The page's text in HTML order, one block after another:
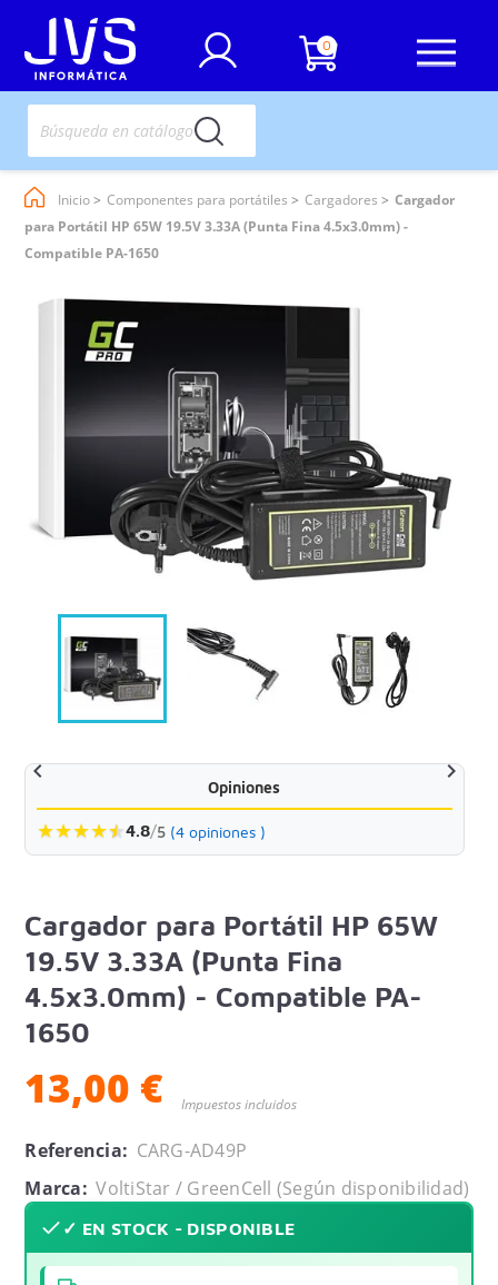
0
Inicio Componentes para portátiles Cargadores
Cargador
para Portátil HP 65W 19.5V 3.33A (Punta Fina 4.5x3.0mm) -
Compatible PA-1650
 
Opiniones
★★★★★
★4.8/5 (4 opiniones )
Cargador para Portátil HP 65W
19.5V 3.33A (Punta Fina
4.5x3.0mm) - Compatible PA-
1650
13,00 € Impuestos incluidos
Referencia: CARG-AD49P
Marca: VoltiStar / GreenCell (Según disponibilidad)
✓ EN STOCK - DISPONIBLE